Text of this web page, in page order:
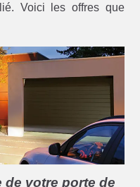
Voici les offres que
votre porte de